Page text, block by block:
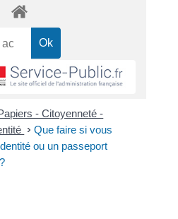
- Citoyenneté -
> Que faire si vous
ou un passeport